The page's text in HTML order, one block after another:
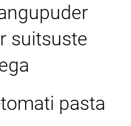
suitsuste
pasta